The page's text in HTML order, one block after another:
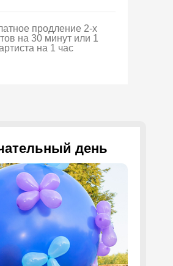
продление 2-х
на 30 минут или 1
на 1 час
день